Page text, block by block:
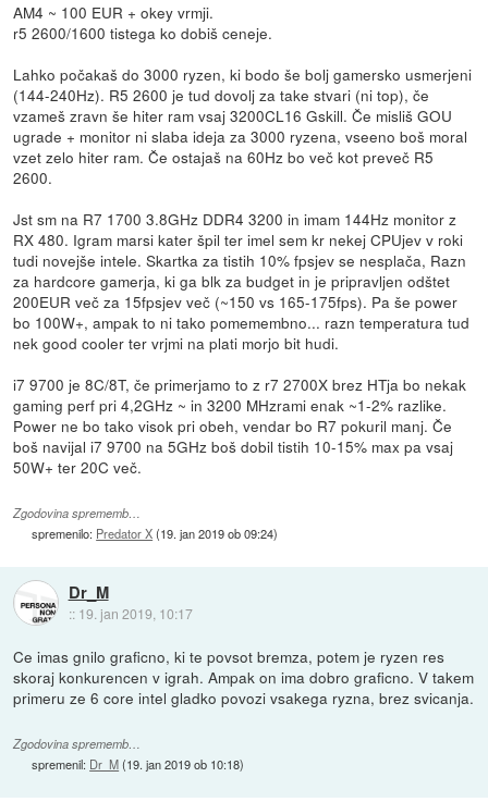
AM4 ~ 100 EUR + okey vrmji.
r5 2600/1600 tistega ko dobiš ceneje.
Lahko počakaš do 3000 ryzen, ki bodo še bolj gamersko usmerjeni
(144-240Hz). R5 2600 je tud dovolj za take stvari (ni top), če
vzameš zravn še hiter ram vsaj 3200CL16 Gskill. Če misliš GOU
ugrade + monitor ni slaba ideja za 3000 ryzena, vseeno boš moral
vzet zelo hiter ram. Če ostajaš na 60Hz bo več kot preveč R5
2600.
Jst sm na R7 1700 3.8GHz DDR4 3200 in imam 144Hz monitor z
RX 480. Igram marsi kater špil ter imel sem kr nekej CPUjev v roki
tudi novejše intele. Skartka za tistih 10% fpsjev se nesplača, Razn
za hardcore gamerja, ki ga blk za budget in je pripravljen odštet
200EUR več za 15fpsjev več (~150 vs 165-175fps). Pa še power
bo 100W+, ampak to ni tako pomemembno... razn temperatura tud
nek good cooler ter vrjmi na plati morjo bit hudi.
i7 9700 je 8C/8T, če primerjamo to z r7 2700X brez HTja bo nekak
gaming perf pri 4,2GHz ~ in 3200 MHzrami enak ~1-2% razlike.
Power ne bo tako visok pri obeh, vendar bo R7 pokuril manj. Če
boš navijal i7 9700 na 5GHz boš dobil tistih 10-15% max pa vsaj
50W+ ter 20C več.
Zgodovina sprememb…
spremenilo: Predator X(19. jan 2019 ob 09:24)
Dr_M
:: 19. jan 2019, 10:17
Ce imas gnilo graficno, ki te povsot bremza, potem je ryzen res
skoraj konkurencen v igrah. Ampak on ima dobro graficno. V takem
primeru ze 6 core intel gladko povozi vsakega ryzna, brez svicanja.
Zgodovina sprememb…
spremenil: Dr_M(19. jan 2019 ob 10:18)